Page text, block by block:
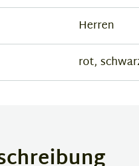
Herren
rot,